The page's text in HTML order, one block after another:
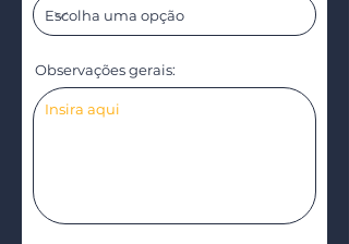
Observações gerais: